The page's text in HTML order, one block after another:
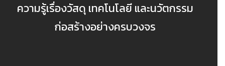
ความรู้เรื่องวัสดุ เทคโนโลยี และนวัตกรรม
ก่อสร้างอย่างครบวงจร